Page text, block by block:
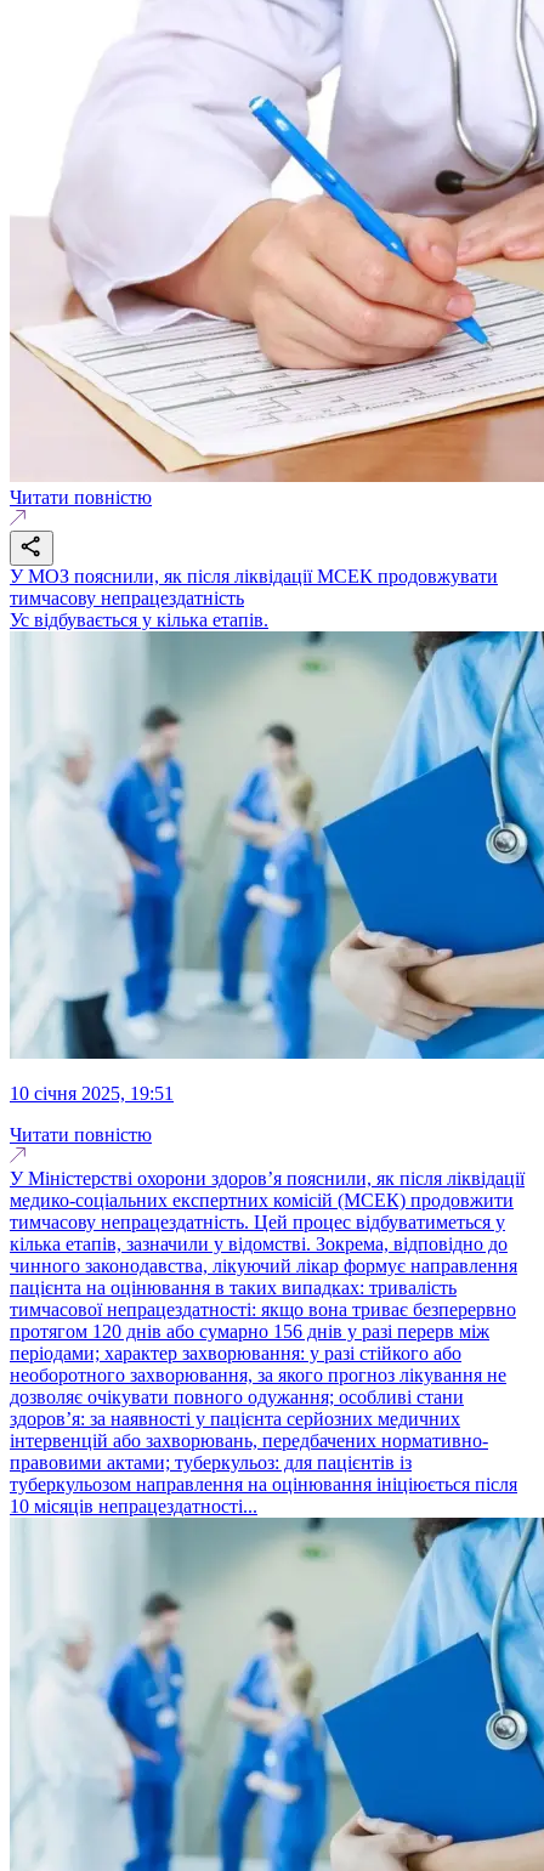
Читати повністю
У МОЗ пояснили, як після ліквідації МСЕК продовжувати
тимчасову непрацездатність
Ус відбувається у кілька етапів.
10 січня 2025, 19:51
Читати повністю
У Міністерстві охорони здоров’я пояснили, як після ліквідації
медико-соціальних експертних комісій (МСЕК) продовжити
тимчасову непрацездатність. Цей процес відбуватиметься у
кілька етапів, зазначили у відомстві. Зокрема, відповідно до
чинного законодавства, лікуючий лікар формує направлення
пацієнта на оцінювання в таких випадках: тривалість
тимчасової непрацездатності: якщо вона триває безперервно
протягом 120 днів або сумарно 156 днів у разі перерв між
періодами; характер захворювання: у разі стійкого або
необоротного захворювання, за якого прогноз лікування не
дозволяє очікувати повного одужання; особливі стани
здоров’я: за наявності у пацієнта серйозних медичних
інтервенцій або захворювань, передбачених нормативно-
правовими актами; туберкульоз: для пацієнтів із
туберкульозом направлення на оцінювання ініціюється після
10 місяців непрацездатності​​...